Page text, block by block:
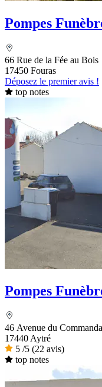
Pompes
66 Rue de la Fée au Bois
17450 Fouras
Déposez le premier avis !
top notes
Pompes
46 Avenue du
17440 Aytré
5 /5 (22 avis)
top notes